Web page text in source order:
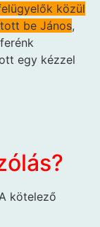
közül
be János,
egy kézzel
A kötelező